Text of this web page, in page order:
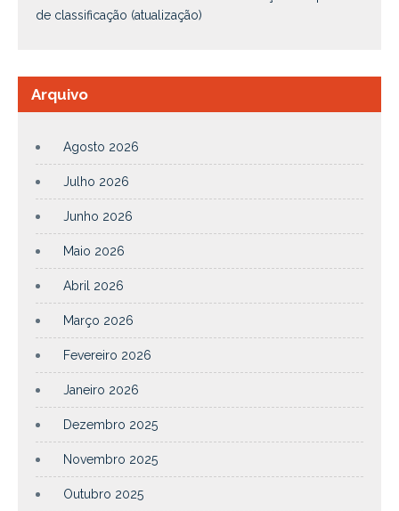
de classificação (atualização)
Arquivo
Agosto 2026
Julho 2026
Junho 2026
Maio 2026
Abril 2026
Março 2026
Fevereiro 2026
Janeiro 2026
Dezembro 2025
Novembro 2025
Outubro 2025